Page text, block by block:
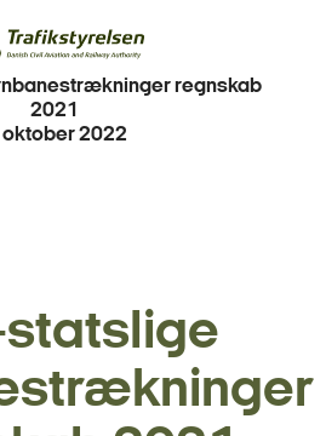
regnskab
2021
oktober 2022
statslige